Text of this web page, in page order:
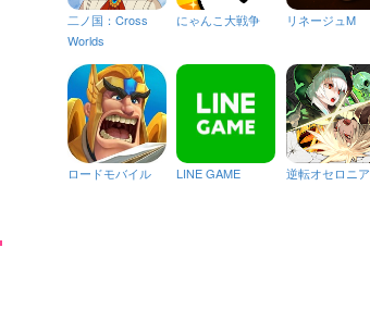
二ノ国：Cross
Worlds
にゃんこ大戦争 リネージュM
ロードモバイル LINE GAME 逆転オセロニア